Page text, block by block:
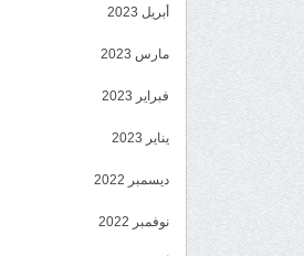
أبريل 2023
مارس 2023
فبراير 2023
يناير 2023
ديسمبر 2022
نوفمبر 2022